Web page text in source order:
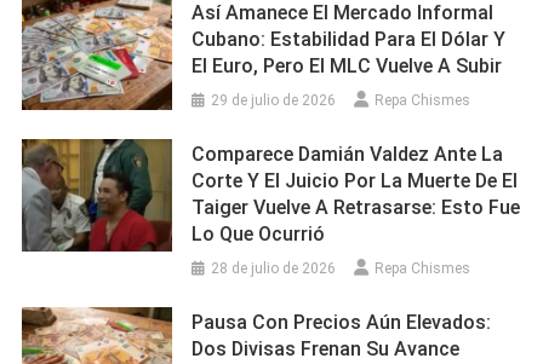
Así Amanece El Mercado Informal
Cubano: Estabilidad Para El Dólar Y
El Euro, Pero El MLC Vuelve A Subir
29 de julio de 2026 Repa Chismes
Comparece Damián Valdez Ante La
Corte Y El Juicio Por La Muerte De El
Taiger Vuelve A Retrasarse: Esto Fue
Lo Que Ocurrió
28 de julio de 2026 Repa Chismes
Pausa Con Precios Aún Elevados:
Dos Divisas Frenan Su Avance